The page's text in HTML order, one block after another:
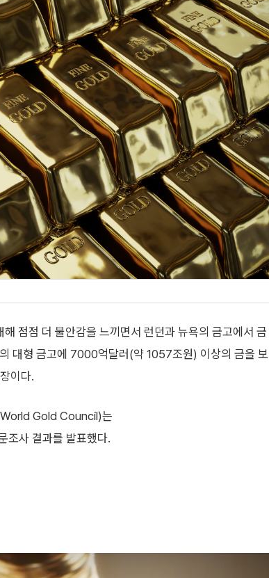
점점 더 불안감을 느끼면서 런던과 뉴욕의 금고에서 금
대형 금고에 7000억달러(약 1057조원) 이상의 금을 보
이다.
Gold Council)는
조사 결과를 발표했다.